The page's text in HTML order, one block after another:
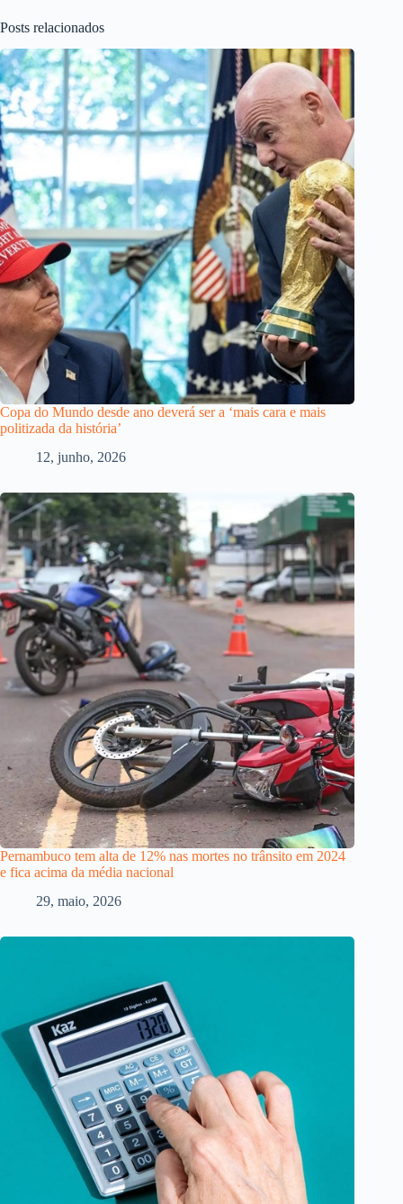
Posts relacionados
Copa do Mundo desde ano deverá ser a ‘mais cara e mais
politizada da história’
12, junho, 2026
Pernambuco tem alta de 12% nas mortes no trânsito em 2024
e fica acima da média nacional
29, maio, 2026